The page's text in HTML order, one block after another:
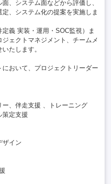
、システム面などから評価し、
、システム化の提案を実施しま
義 実装・運用・SOC監視）ま
ェクトマネジメント、チームメ
たします。
おいて、プロジェクトリーダー
ー、伴走支援 、トレーニング
策定支援
ザイン